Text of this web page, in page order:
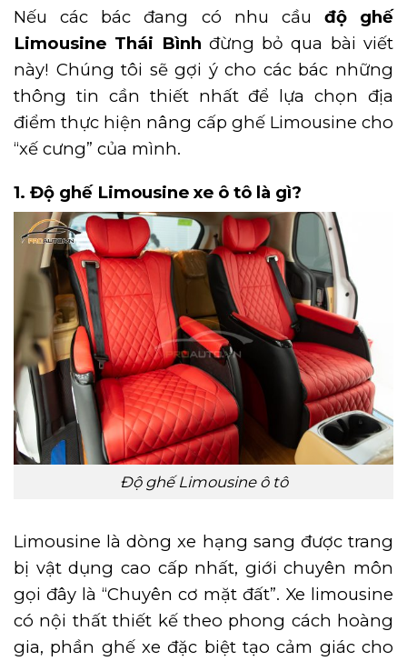
Nếu các bác đang có nhu cầu độ ghế
Limousine Thái Bình đừng bỏ qua bài viết
này! Chúng tôi sẽ gợi ý cho các bác những
thông tin cần thiết nhất để lựa chọn địa
điểm thực hiện nâng cấp ghế Limousine cho
“xế cưng” của mình.
1. Độ ghế Limousine xe ô tô là gì?
Độ ghế Limousine ô tô
Limousine là dòng xe hạng sang được trang
bị vật dụng cao cấp nhất, giới chuyên môn
gọi đây là “Chuyên cơ mặt đất”. Xe limousine
có nội thất thiết kế theo phong cách hoàng
gia, phần ghế xe đặc biệt tạo cảm giác cho